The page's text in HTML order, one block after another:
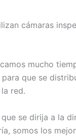
cámaras
mucho
que se
red.
se dirija a la
somos los